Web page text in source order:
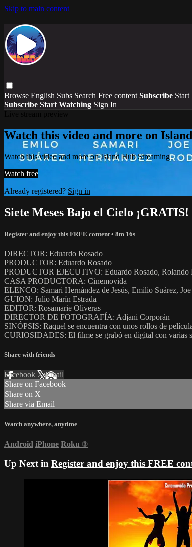
Skip to main content
Browse English Subs Search Free content Subscribe Start
Subscribe Start Watching Sign In
Watch this video and more on
Watch this video and more on Island Hub Streaming
Watch free
Already registered? Sign in
Siete Meses Bajo el Cielo ¡GRATIS!
Register and enjoy this FREE content • 8m 16s
DIRECTOR: Eduardo Rosado
PRODUCTOR: Eduardo Rosado
PRODUCTOR EJECUTIVO: Eduardo Rosado, Rolando
CASA PRODUCTORA: Cinemovida
ELENCO: Samari Hernández de Jesús, Emilio Suárez,
GUION: Julio Marín Estrada
EDITOR: Rosamarie Oliveras
DIRECTOR DE FOTOGRAFÍA: Adjani Corporán
SINÓPSIS: Raquel se encuentra con unos rollos de
CURIOSIDADES: El filme se grabó en digital con varias
Share with friends
Facebook XEmail
Share on Facebook
Share on X
Share via Email
Watch anywhere, anytime
Android iPhone Roku ®
Up Next in Register and enjoy this FREE